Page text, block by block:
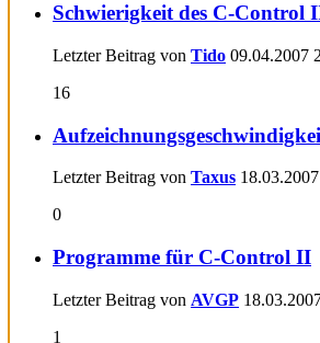
Schwierigkeit des C-Control
Letzter Beitrag von Tido 09.04.2007
16
Letzter Beitrag von Taxus 18.03.2007
0
Programme für C-Control II
Letzter Beitrag von AVGP
1